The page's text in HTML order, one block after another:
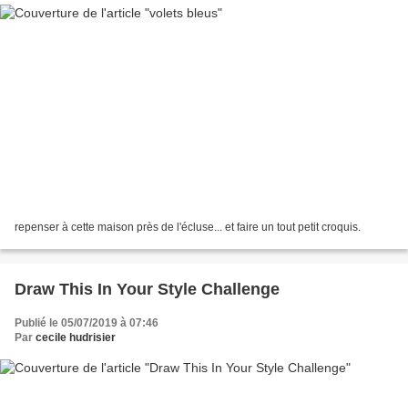
repenser à cette maison près de l'écluse... et faire un tout petit croquis.
Draw This In Your Style Challenge
Publié le 05/07/2019 à 07:46
Par cecile hudrisier